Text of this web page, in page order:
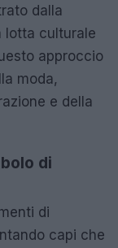
dalla
lotta culturale
approccio
moda,
e della
di
di
capi che